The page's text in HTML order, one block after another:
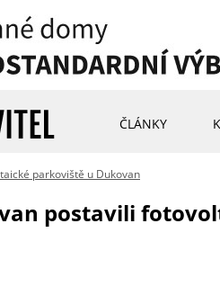
ČLÁNKY
parkoviště u Dukovan
postavili